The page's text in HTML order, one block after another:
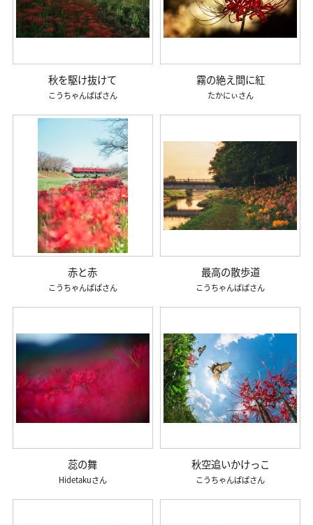
秋を駆け抜けて
こうちゃんぱぱ
霧の絶え間に紅
たかにぃ
赤と赤
こうちゃんぱぱ
最高の散歩道
こうちゃんぱぱ
蕊の舞
Hidetaku
秋空追いかけっこ
こうちゃんぱぱ